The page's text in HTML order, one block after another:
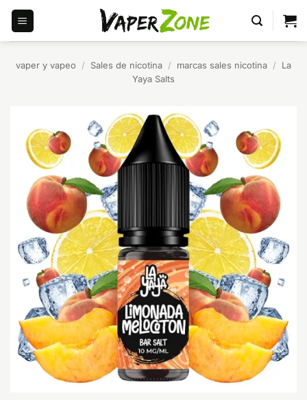
Saltar
contenido
vaper y vapeo / Sales de nicotina / marcas sales nicotina /
La
Yaya Salts